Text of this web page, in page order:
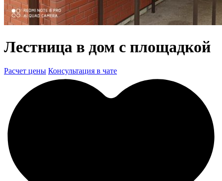
Лестница в дом с площадкой
Расчет цены Консультация в чате